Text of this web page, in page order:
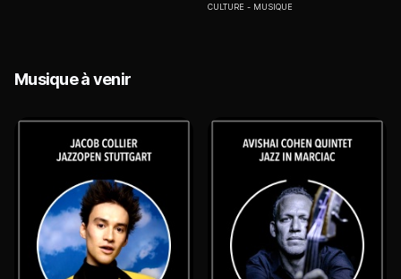
CULTURE MUSIQUE
Musique à venir